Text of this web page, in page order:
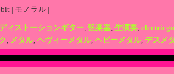
| モノラル |
ィストーションギター, 弦楽器, 生演奏,
, メタル, ヘヴィーメタル, ヘビーメタル, デスメ